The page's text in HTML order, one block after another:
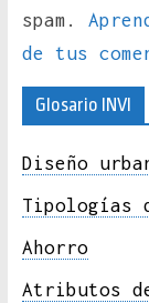
spam.
de tus
Glosario INVI
Diseño
Tipologías
Ahorro
Atributos